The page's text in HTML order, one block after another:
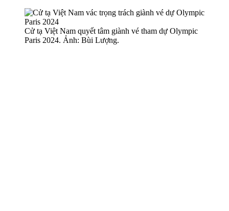
Cử tạ Việt Nam quyết tâm giành vé tham dự Olympic
Paris 2024. Ảnh: Bùi Lượng.